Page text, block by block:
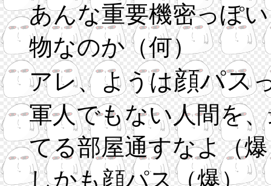
あんな重要機密っぽ
物なのか（何）
アレ、ようは顔パス
軍人でもない人間を
てる部屋通すなよ（
しかも顔パス（爆）